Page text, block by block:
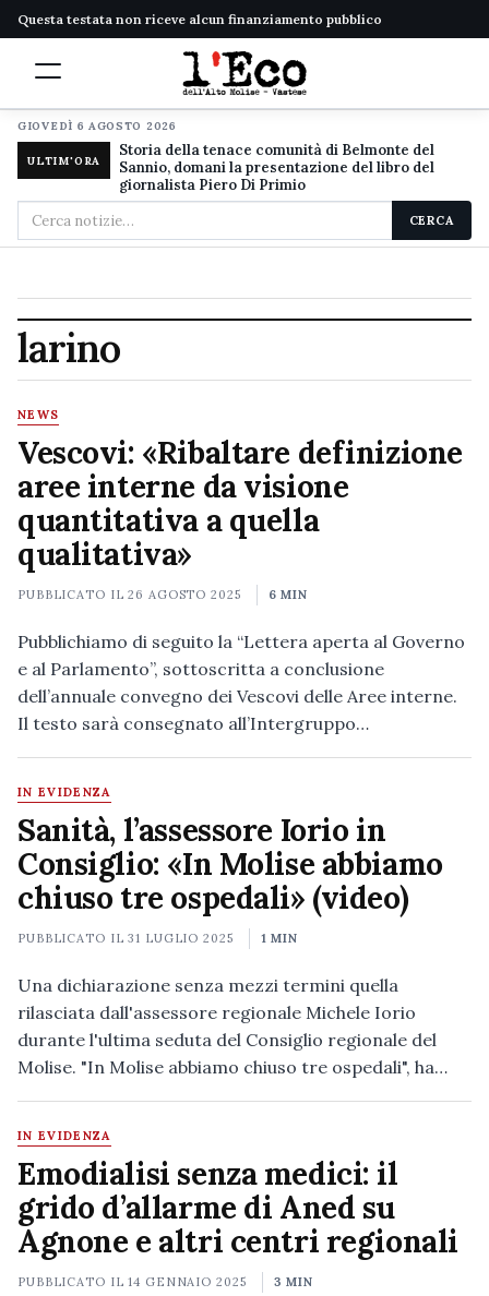
Questa testata non riceve alcun finanziamento pubblico
GIOVEDÌ 6 AGOSTO 2026
ULTIM'ORA
Storia della tenace comunità di Belmonte del
Sannio, domani la presentazione del libro del
giornalista Piero Di Primio
Cerca
nel
CERCA
larino
NEWS
Vescovi: «Ribaltare definizione
aree interne da visione
quantitativa a quella
qualitativa»
PUBBLICATO IL26 AGOSTO 2025 6 MIN
Pubblichiamo di seguito la “Lettera aperta al Governo
e al Parlamento”, sottoscritta a conclusione
dell’annuale convegno dei Vescovi delle Aree interne.
Il testo sarà consegnato all’Intergruppo…
IN EVIDENZA
Sanità, l’assessore Iorio in
Consiglio: «In Molise abbiamo
chiuso tre ospedali» (video)
PUBBLICATO IL31 LUGLIO 2025 1 MIN
Una dichiarazione senza mezzi termini quella
rilasciata dall'assessore regionale Michele Iorio
durante l'ultima seduta del Consiglio regionale del
Molise. "In Molise abbiamo chiuso tre ospedali", ha…
IN EVIDENZA
Emodialisi senza medici: il
grido d’allarme di Aned su
Agnone e altri centri regionali
PUBBLICATO IL14 GENNAIO 2025 3 MIN